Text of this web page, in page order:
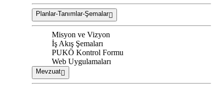
Planlar-Tanımlar-Şemalar
Misyon ve Vizyon
İş Akış Şemaları
PUKÖ Kontrol Formu
Web Uygulamaları
Mevzuat